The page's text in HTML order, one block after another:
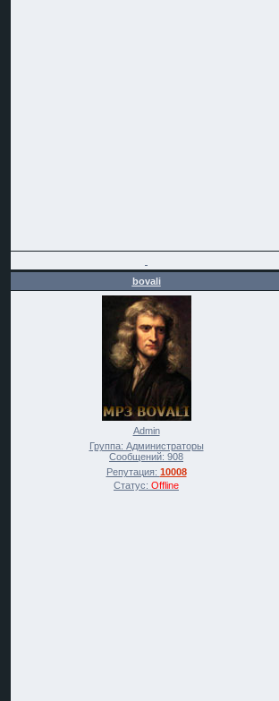
bovali
Admin
Группа: Администраторы
Сообщений: 908
Репутация: 10008
Статус: Offline